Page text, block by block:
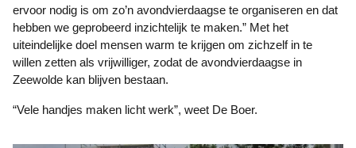
ervoor nodig is om zo’n avondvierdaagse te organiseren en dat
hebben we geprobeerd inzichtelijk te maken.” Met het
uiteindelijke doel mensen warm te krijgen om zichzelf in te
willen zetten als vrijwilliger, zodat de avondvierdaagse in
Zeewolde kan blijven bestaan.
“Vele handjes maken licht werk”, weet De Boer.